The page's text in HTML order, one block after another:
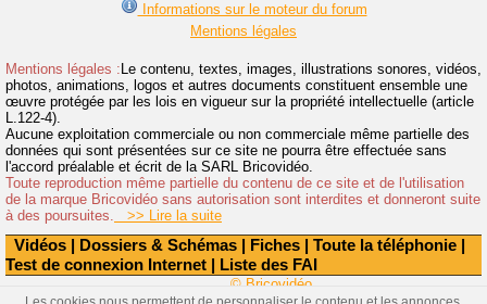
Vidéos | Dossiers & Schémas | Fiches | Toute la téléphonie |
Test de connexion Internet | Liste des FAI
Informations sur le moteur du forum
Mentions légales
Mentions légales : Le contenu, textes, images, illustrations sonores, vidéos,
photos, animations, logos et autres documents constituent ensemble une
œuvre protégée par les lois en vigueur sur la propriété intellectuelle (article
L.122-4).
Aucune exploitation commerciale ou non commerciale même partielle des
données qui sont présentées sur ce site ne pourra être effectuée sans
l'accord préalable et écrit de la SARL Bricovidéo.
Toute reproduction même partielle du contenu de ce site et de l'utilisation
de la marque Bricovidéo sans autorisation sont interdites et donneront suite
à des poursuites. >> Lire la suite
© Bricovidéo